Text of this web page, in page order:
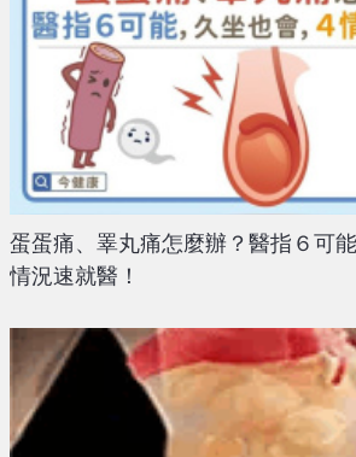
蛋蛋痛、睪丸痛怎麼辦？醫指６可
情況速就醫！